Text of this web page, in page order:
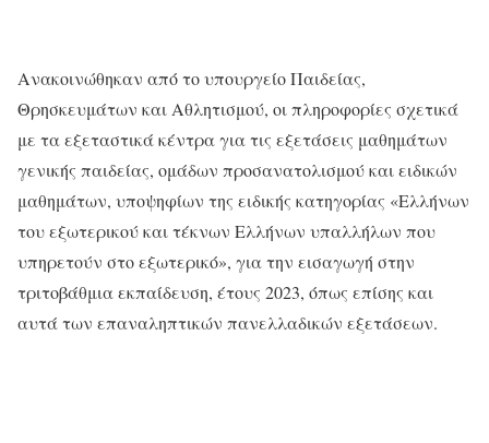
Ανακοινώθηκαν από το υπουργείο Παιδείας,
Θρησκευμάτων και Αθλητισμού, οι πληροφορίες σχετικά
με τα εξεταστικά κέντρα για τις εξετάσεις μαθημάτων
γενικής παιδείας, ομάδων προσανατολισμού και ειδικών
μαθημάτων, υποψηφίων της ειδικής κατηγορίας «Ελλήνων
του εξωτερικού και τέκνων Ελλήνων υπαλλήλων που
υπηρετούν στο εξωτερικό», για την εισαγωγή στην
τριτοβάθμια εκπαίδευση, έτους 2023, όπως επίσης και
αυτά των επαναληπτικών πανελλαδικών εξετάσεων.